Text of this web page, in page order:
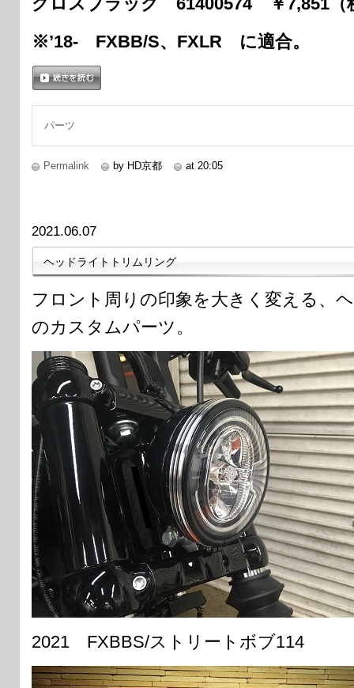
※’18- FXBB/S、FXLR に適合。
パーツ
Permalink by HD京都 at 20:05
2021.06.07
ヘッドライトトリムリング
フロント周りの印象を大きく変える、
のカスタムパーツ。
2021 FXBBS/ストリートボブ114